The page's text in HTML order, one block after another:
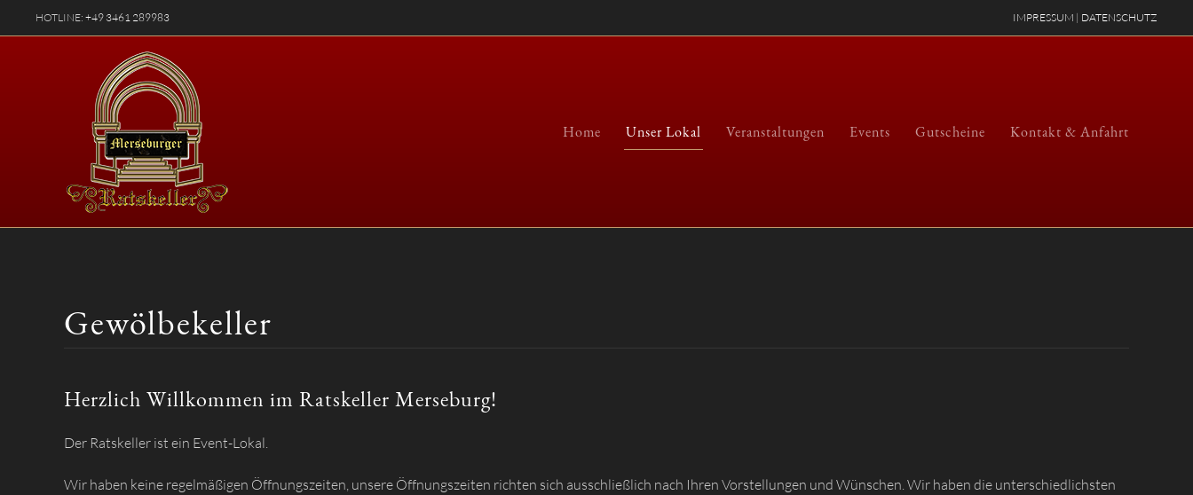
HOTLINE: +49 3461 289983 IMPRESSUM | DATENSCHUTZ
Home Unser Lokal Veranstaltungen Events Gutscheine Kontakt & Anfahrt
Gewölbekeller
Herzlich Willkommen im Ratskeller Merseburg!
Der Ratskeller ist ein Event-Lokal.
Wir haben keine regelmäßigen Öffnungszeiten, unsere Öffnungszeiten richten sich ausschließlich nach Ihren Vorstellungen und Wünschen. Wir haben die unterschiedlichsten